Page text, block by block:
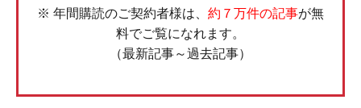
※ 年間購読のご契約者様は、 約７万件の記事が無
料でご覧になれます。
（最新記事～過去記事）